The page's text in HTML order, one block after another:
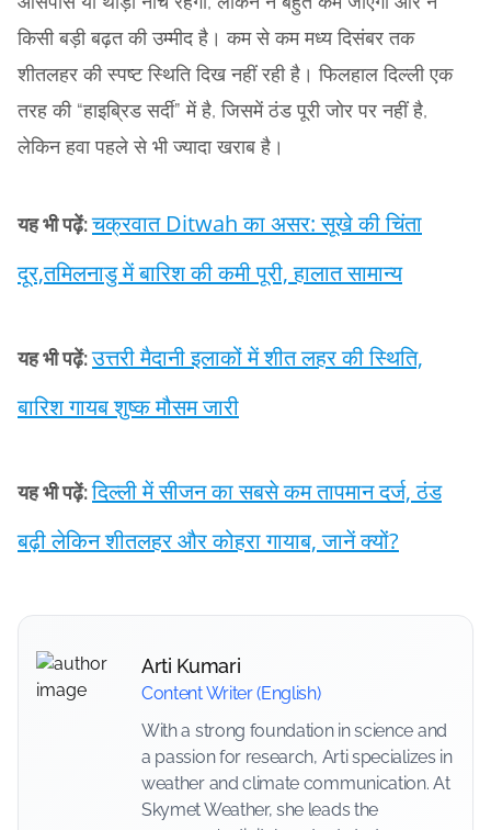
किसी बड़ी बढ़त की उम्मीद है। कम से कम मध्य दिसंबर तक
शीतलहर की स्पष्ट स्थिति दिख नहीं रही है। फिलहाल दिल्ली एक
तरह की “हाइब्रिड सर्दी” में है, जिसमें ठंड पूरी जोर पर नहीं है,
लेकिन हवा पहले से भी ज्यादा खराब है।
यह भी पढ़ें:चक्रवात Ditwah का असर: सूखे की चिंता
दूर,तमिलनाडु में बारिश की कमी पूरी, हालात सामान्य
यह भी पढ़ें:उत्तरी मैदानी इलाकों में शीत लहर की स्थिति,
बारिश गायब शुष्क मौसम जारी
यह भी पढ़ें:दिल्ली में सीजन का सबसे कम तापमान दर्ज, ठंड
बढ़ी लेकिन शीतलहर और कोहरा गायाब, जानें क्यों?
Arti Kumari
Content Writer (English)
With a strong foundation in science and
a passion for research, Arti specializes in
weather and climate communication. At
Skymet Weather, she leads the